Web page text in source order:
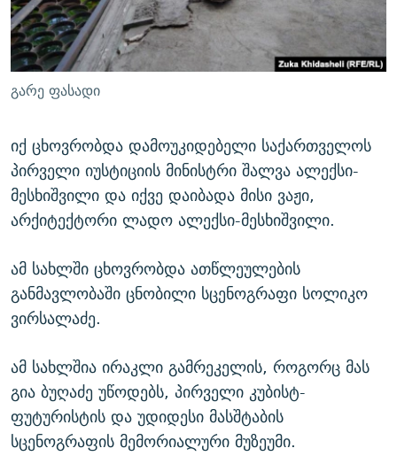
გარე ფასადი
იქ ცხოვრობდა დამოუკიდებელი საქართველოს
პირველი იუსტიციის მინისტრი შალვა ალექსი-
მესხიშვილი და იქვე დაიბადა მისი ვაჟი,
არქიტექტორი ლადო ალექსი-მესხიშვილი.
ამ სახლში ცხოვრობდა ათწლეულების
განმავლობაში ცნობილი სცენოგრაფი სოლიკო
ვირსალაძე.
ამ სახლშია ირაკლი გამრეკელის, როგორც მას
გია ბუღაძე უწოდებს, პირველი კუბისტ-
ფუტურისტის და უდიდესი მასშტაბის
სცენოგრაფის მემორიალური მუზეუმი.